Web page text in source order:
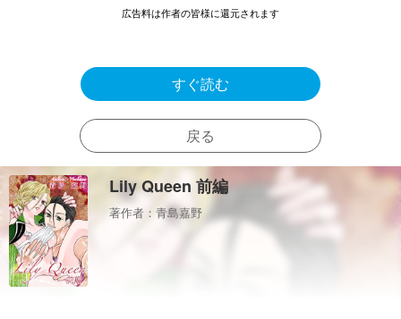
広告料は作者の皆様に還元されます
すぐ読む
戻る
Lily Queen 前編
著作者：青島嘉野